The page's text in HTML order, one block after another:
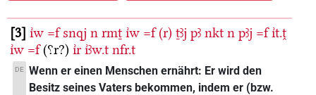
3 ı͗w =f snqj n rmṯ ı͗w =f (r) ṯꜣj pꜣ nkt n pꜣj =f ı͗t.ṱ
ı͗w =f (⸮r?) ı͗r ı͗ꜣw.t nfr.t
DE Wenn er einen Menschen ernährt: Er wird den
Besitz seines Vaters bekommen, indem er (bzw.